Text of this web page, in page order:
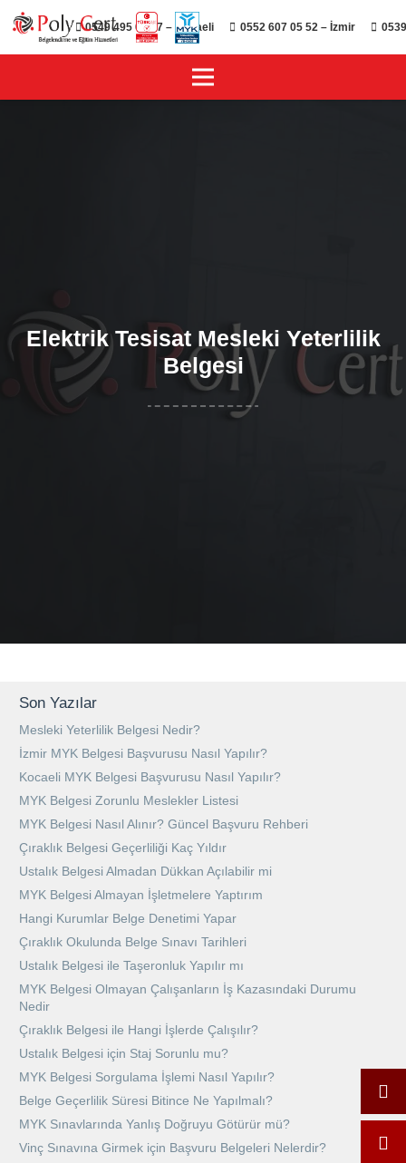
0549 495 01 47 – Kocaeli 0552 607 05 52 – İzmir
Elektrik Tesisat Mesleki Yeterlilik
Belgesi
Son Yazılar
Mesleki Yeterlilik Belgesi Nedir?
İzmir MYK Belgesi Başvurusu Nasıl Yapılır?
Kocaeli MYK Belgesi Başvurusu Nasıl Yapılır?
MYK Belgesi Zorunlu Meslekler Listesi
MYK Belgesi Nasıl Alınır? Güncel Başvuru Rehberi
Çıraklık Belgesi Geçerliliği Kaç Yıldır
Ustalık Belgesi Almadan Dükkan Açılabilir mi
MYK Belgesi Almayan İşletmelere Yaptırım
Hangi Kurumlar Belge Denetimi Yapar
Çıraklık Okulunda Belge Sınavı Tarihleri
Ustalık Belgesi ile Taşeronluk Yapılır mı
MYK Belgesi Olmayan Çalışanların İş Kazasındaki Durumu
Nedir
Çıraklık Belgesi ile Hangi İşlerde Çalışılır?
Ustalık Belgesi için Staj Sorunlu mu?
MYK Belgesi Sorgulama İşlemi Nasıl Yapılır?
Belge Geçerlilik Süresi Bitince Ne Yapılmalı?
MYK Sınavlarında Yanlış Doğruyu Götürür mü?
Vinç Sınavına Girmek için Başvuru Belgeleri Nelerdir?